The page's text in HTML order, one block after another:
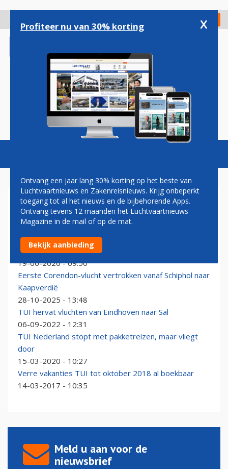
gaan
Check in
Magazine Podcasts Vacatures
KAAPVERDIË
Transavia zet komende winter vol in op Kaapverdië
met extra vluchten vanaf Schiphol
19-06-2026 - 09:50
Eerste Corendon-vlucht vertrokken vanaf Schiphol naar
Kaapverdië
28-10-2025 - 13:48
TUI hervat vluchten van Eindhoven naar Sal
06-09-2022 - 12:31
TUI Nederland stopt met pakketreizen, maar vliegt
door
15-03-2020 - 10:27
Verre vakanties TUI tot oktober 2018 al boekbaar
14-03-2017 - 10:35
Meld u aan voor de
nieuwsbrief
Profiteer nu van 30% korting x
Ontvang een jaar lang 30% korting op het beste van
Luchtvaartnieuws en Zakenreisnieuws. Krijg onbeperkt
toegang tot al het nieuws en de bijbehorende Apps.
Ontvang tevens 12 maanden het Luchtvaartnieuws
Magazine in de mail of op de mat.
Bekijk aanbieding